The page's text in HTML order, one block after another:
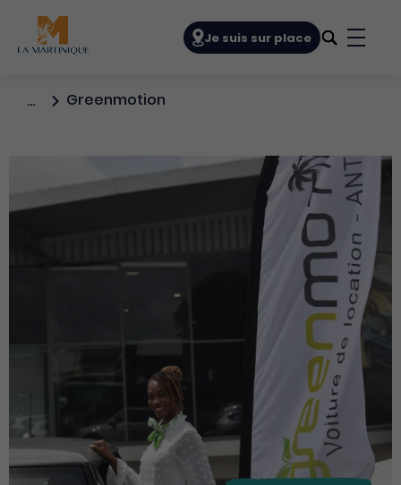
Je suis sur place
… Greenmotion